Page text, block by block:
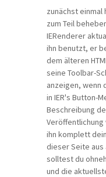
zunächst einmal
zum Teil
IERenderer
ihn benutzt, er
dem älteren
seine Toolbar-
anzeigen, wenn
in IER's Button-
Beschreibung
Veröffentlichung
ihn komplett
dieser Seite aus
solltest du
und die